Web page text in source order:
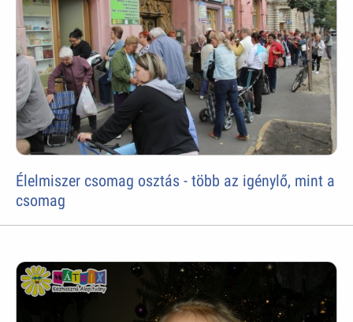
Élelmiszer csomag osztás - több az igénylő, mint a
csomag